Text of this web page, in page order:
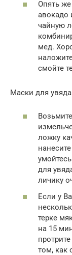
Опять
авокадо
чайную
мед.
смойте
Маски для
ложку
для
личику
Если у
терке
на 15
том, как